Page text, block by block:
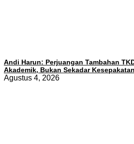
Andi Harun: Perjuangan Tambahan
Akademik, Bukan Sekadar
Agustus 4, 2026